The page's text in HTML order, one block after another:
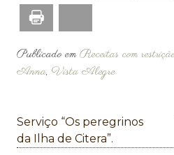
Publicado emReceitas com
Anna, Vista Alegre
Navegação
de
Serviço “Os peregrinos
da Ilha de Citera”.